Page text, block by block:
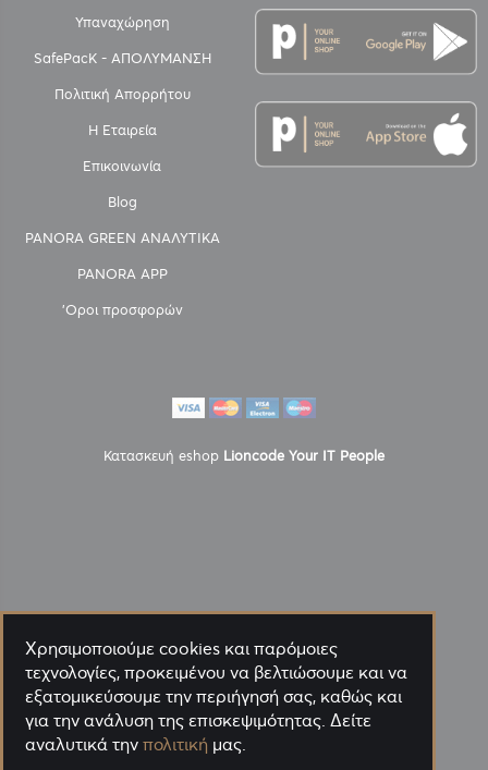
Υπαναχώρηση
SafePacK - ΑΠΟΛΥΜΑΝΣΗ
Πολιτική Απορρήτου
Η Εταιρεία
Επικοινωνία
Blog
PANORA GREEN ΑΝΑΛΥΤΙΚΑ
PANORA APP
'Οροι προσφορών
Κατασκευή eshop Lioncode Your IT People
Χρησιμοποιούμε cookies και παρόμοιες
τεχνολογίες, προκειμένου να βελτιώσουμε και να
εξατομικεύσουμε την περιήγησή σας, καθώς και
για την ανάλυση της επισκεψιμότητας. Δείτε
αναλυτικά την πολιτική μας.